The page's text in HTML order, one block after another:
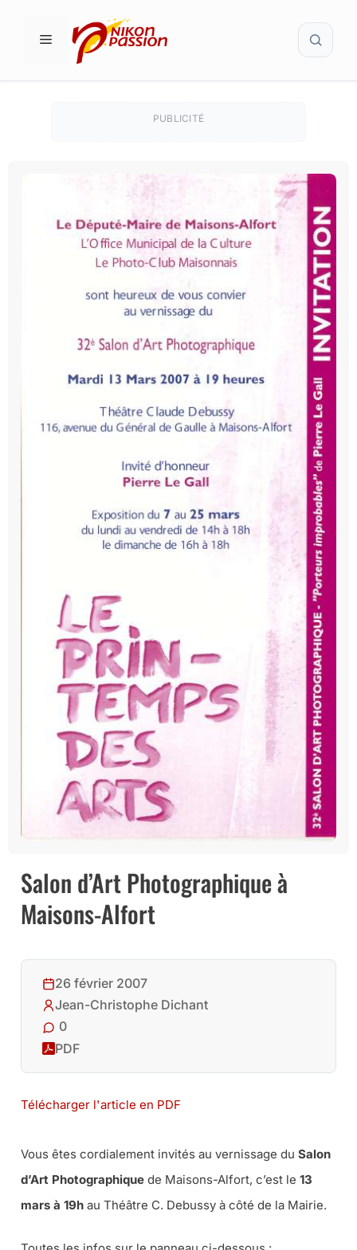
MENU
PUBLICITÉ
Salon d’Art Photographique à
Maisons-Alfort
26 février 2007
Jean-Christophe Dichant
0
PDF
Télécharger l'article en PDF
Vous êtes cordialement invités au vernissage du Salon
d’Art Photographique de Maisons-Alfort, c’est le 13
mars à 19h au Théâtre C. Debussy à côté de la Mairie.